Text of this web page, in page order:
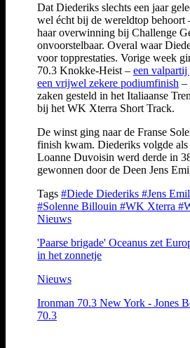
Dat Diederiks slechts een jaar
wel écht bij de wereldtop behoort
haar overwinning bij Challenge
onvoorstelbaar. Overal waar
voor topprestaties. Vorige week
70.3 Knokke-Heist – een valpartij
een vrijwel zekere podiumfinish –
zaken gesteld in het Italiaanse
bij het WK Xterra Short Track.
De winst ging naar de Franse
finish kwam. Diederiks volgde
Loanne Duvoisin werd derde in
gewonnen door de Deen Jens
Tags #Diede Diederiks #Jens
#Solenne Billouin #WK Xterra
Nieuws
'Paarse brigade' Oceanus zet
in het zonnetje
Nieuws
Ironman 70.3 New York - Jones
70.3